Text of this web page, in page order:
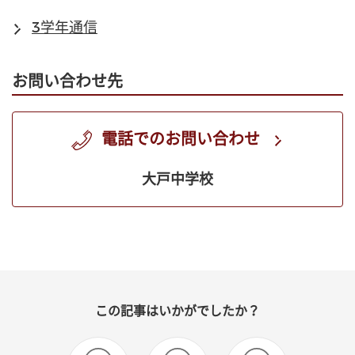
3学年通信
お問い合わせ先
電話でのお問い合わせ
大戸中学校
この記事はいかがでしたか？